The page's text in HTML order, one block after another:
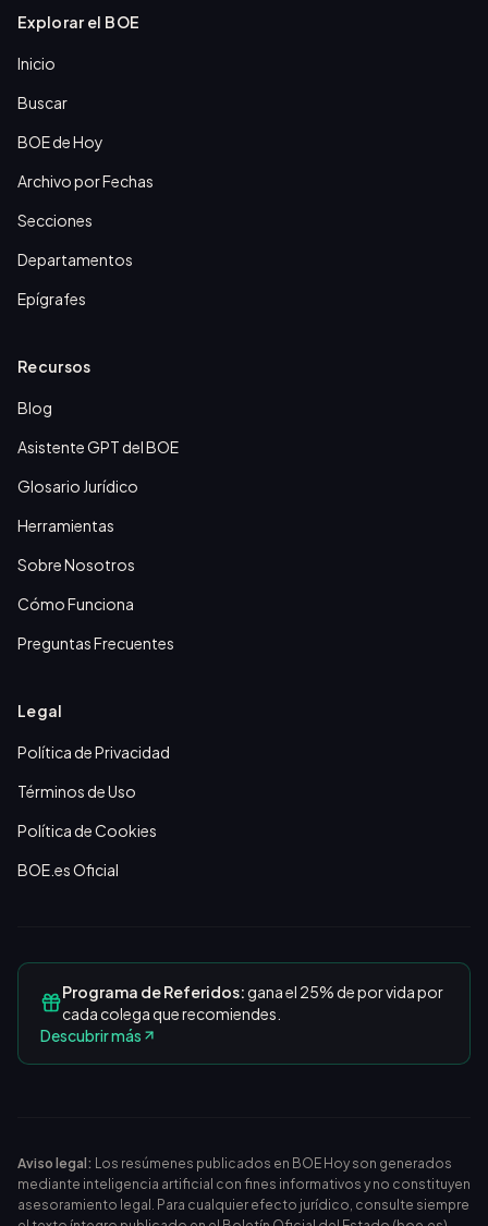
Explorar el BOE
Inicio
Buscar
BOE de Hoy
Archivo por Fechas
Secciones
Departamentos
Epígrafes
Recursos
Blog
Asistente GPT del BOE
Glosario Jurídico
Herramientas
Sobre Nosotros
Cómo Funciona
Preguntas Frecuentes
Legal
Política de Privacidad
Términos de Uso
Política de Cookies
BOE.es Oficial
Programa de Referidos:gana el 25% de por vida por
cada colega que recomiendes.
Descubrir más
Aviso legal: Los resúmenes publicados en BOE Hoy son generados
mediante inteligencia artificial con fines informativos y no constituyen
asesoramiento legal. Para cualquier efecto jurídico, consulte siempre